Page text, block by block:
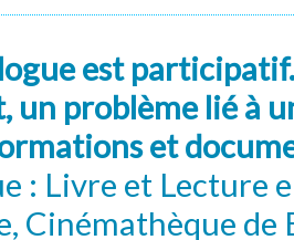
est
un problème lié à
et
: Livre et Lecture
Cinémathèque de